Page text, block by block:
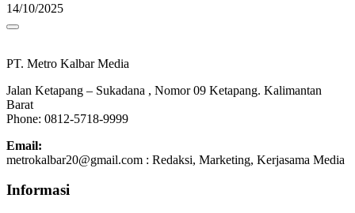
14/10/2025
PT. Metro Kalbar Media
Jalan Ketapang – Sukadana , Nomor 09 Ketapang. Kalimantan
Barat
Phone: 0812-5718-9999
Email:
metrokalbar20@gmail.com : Redaksi, Marketing, Kerjasama Media
Informasi